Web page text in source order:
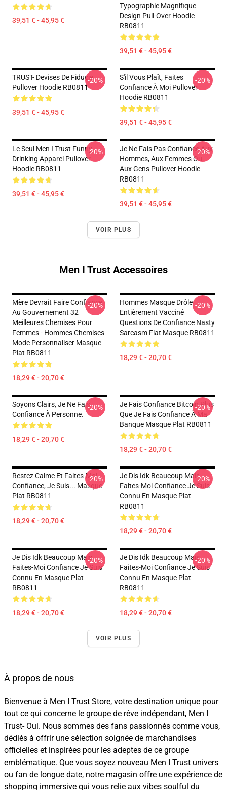
39,51 € - 45,95 €
Typographie Magnifique
Design Pull-Over Hoodie
RB0811
39,51 € - 45,95 €
TRUST- Devises De Fiducie
Pullover Hoodie RB0811
39,51 € - 45,95 €
-20%
S'il Vous Plaît, Faites
Confiance À Moi Pullover
Hoodie RB0811
39,51 € - 45,95 €
-20%
Le Seul Men I Trust Funny
Drinking Apparel Pullover
Hoodie RB0811
39,51 € - 45,95 €
-20%
Je Ne Fais Pas Confiance Aux
Hommes, Aux Femmes Ou
Aux Gens Pullover Hoodie
RB0811
39,51 € - 45,95 €
-20%
VOIR PLUS
Men I Trust Accessoires
Mère Devrait Faire Confiance
Au Gouvernement 32
Meilleures Chemises Pour
Femmes - Hommes Chemises
Mode Personnaliser Masque
Plat RB0811
18,29 € - 20,70 €
-20%
Hommes Masque Drôle
Entièrement Vacciné
Questions De Confiance Nasty
Sarcasm Flat Masque RB0811
18,29 € - 20,70 €
-20%
Soyons Clairs, Je Ne Fais
Confiance À Personne.
18,29 € - 20,70 €
-20%
Je Fais Confiance Bitcoin Plus
Que Je Fais Confiance À Ma
Banque Masque Plat RB0811
18,29 € - 20,70 €
-20%
Restez Calme Et Faites-Moi
Confiance, Je Suis... Masque
Plat RB0811
18,29 € - 20,70 €
-20%
Je Dis Idk Beaucoup Mais
Faites-Moi Confiance Je Suis
Connu En Masque Plat
RB0811
18,29 € - 20,70 €
-20%
Je Dis Idk Beaucoup Mais
Faites-Moi Confiance Je Suis
Connu En Masque Plat
RB0811
18,29 € - 20,70 €
-20%
Je Dis Idk Beaucoup Mais
Faites-Moi Confiance Je Suis
Connu En Masque Plat
RB0811
18,29 € - 20,70 €
-20%
VOIR PLUS
À propos de nous
Bienvenue à Men I Trust Store, votre destination unique pour
tout ce qui concerne le groupe de rêve indépendant, Men I
Trust- Oui. Nous sommes des fans passionnés comme vous,
dédiés à offrir une sélection soignée de marchandises
officielles et inspirées pour les adeptes de ce groupe
emblématique. Que vous soyez nouveau Men I Trust univers
ou fan de longue date, notre magasin offre une expérience de
shopping immersive qui vous relie aux vibes soulful du